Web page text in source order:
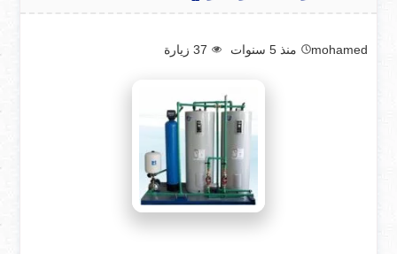
mohamed منذ 5 سنوات 37 زيارة